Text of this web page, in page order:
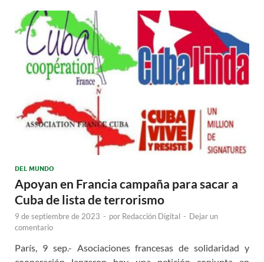
DEL MUNDO
Apoyan en Francia campaña para sacar a
Cuba de lista de terrorismo
9 de septiembre de 2023 - por Redacción Digital - Dejar un
comentario
París, 9 sep.- Asociaciones francesas de solidaridad y